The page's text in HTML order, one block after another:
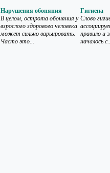
Нарушения обоняния
В целом, острота обоняния у
взрослого здорового человека
может сильно варьировать.
Часто это...
Гигиена
Слово
правило и
началось